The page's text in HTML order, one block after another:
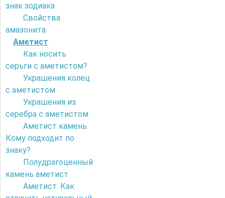
знак зодиака
Свойства
амазонита
Аметист
Как носить
серьги с аметистом?
Украшения колец
с аметистом
Украшения из
серебра с аметистом
Аметист камень.
Кому подходит по
знаку?
Полудрагоценный
камень аметист
Аметист. Как